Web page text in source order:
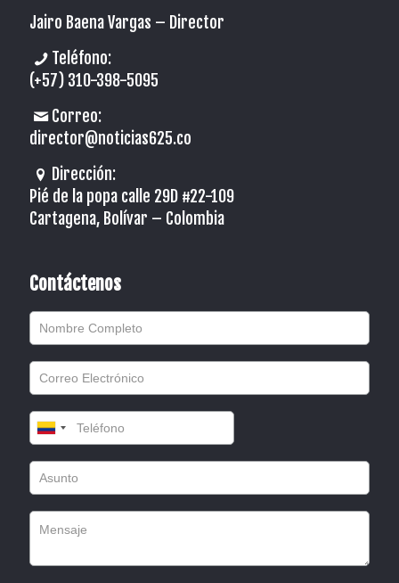
Jairo Baena Vargas – Director
Teléfono:
(+57) 310-398-5095
Correo:
director@noticias625.co
Dirección:
Pié de la popa calle 29D #22-109
Cartagena, Bolívar – Colombia
Contáctenos